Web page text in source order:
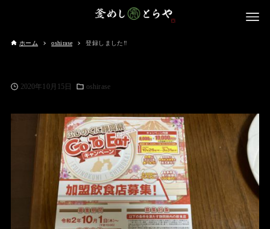
ホーム oshirase 登録しました‼️
2020年10月15日 oshirase